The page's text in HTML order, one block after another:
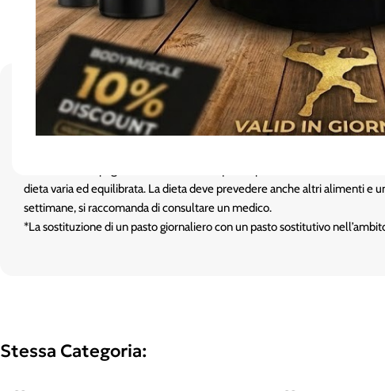
Barretta Sostitutivo Pasto è studiata per consentire di sostituire un
barretta accompagnata da abbondanti liquidi. Il prodotto deve essere
dieta varia ed equilibrata. La dieta deve prevedere anche altri alimenti e
settimane, si raccomanda di consultare un medico.
*La sostituzione di un pasto giornaliero con un pasto sostitutivo
Stessa Categoria: